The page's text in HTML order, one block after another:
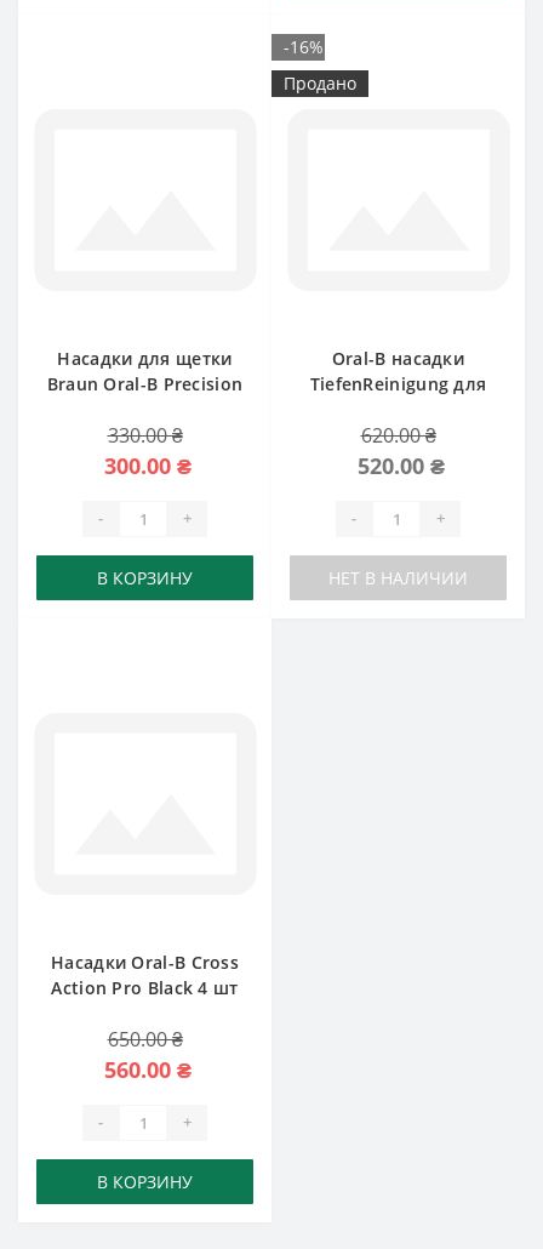
Насадки для щетки
Braun Oral-B Precision
330.00 ₴
300.00 ₴
- +
В КОРЗИНУ
-16%
Продано
Oral-B насадки
TiefenReinigung для
620.00 ₴
520.00 ₴
- +
НЕТ В НАЛИЧИИ
Насадки Oral-B Cross
Action Pro Black 4 шт
650.00 ₴
560.00 ₴
- +
В КОРЗИНУ